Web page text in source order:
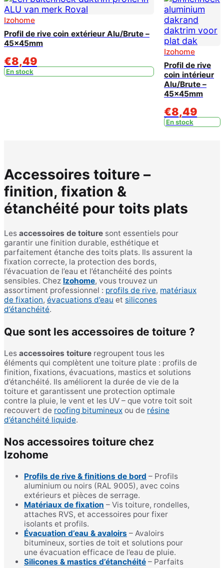
Izohome
Profil de rive coin extérieur Alu/Brute –
45x45mm
€8,49
En stock
Izohome
Profil de rive
coin intérieur
Alu/Brute –
45x45mm
€8,49
En stock
Accessoires toiture –
finition, fixation &
étanchéité pour toits plats
Les accessoires de toiture sont essentiels pour
garantir une finition durable, esthétique et
parfaitement étanche des toits plats. Ils assurent la
fixation correcte, la protection des bords,
l’évacuation de l’eau et l’étanchéité des points
sensibles. Chez Izohome, vous trouvez un
assortiment professionnel : profils de rive, matériaux
de fixation, évacuations d’eau et silicones
d’étanchéité.
Que sont les accessoires de toiture ?
Les accessoires toiture regroupent tous les
éléments qui complètent une toiture plate : profils de
finition, fixations, évacuations, mastics et solutions
d’étanchéité. Ils améliorent la durée de vie de la
toiture et garantissent une protection optimale
contre la pluie, le vent et les UV – que votre toit soit
recouvert de roofing bitumineux ou de résine
d’étanchéité liquide.
Nos accessoires toiture chez
Izohome
Profils de rive & finitions de bord – Profils
aluminium ou noirs (RAL 9005), avec coins
extérieurs et pièces de serrage.
Matériaux de fixation – Vis toiture, rondelles,
attaches RVS, et accessoires pour fixer
isolants et profils.
Évacuation d’eau & avaloirs – Avaloirs
bitumineux, sorties de toit et solutions pour
une évacuation efficace de l’eau de pluie.
Silicones & mastics d’étanchéité – Parfaits